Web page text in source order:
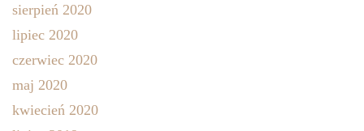
sierpień 2020
lipiec 2020
czerwiec 2020
maj 2020
kwiecień 2020